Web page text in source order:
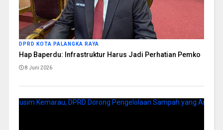
DPRD KOTA PALANGKA RAYA
Hap Baperdu: Infrastruktur Harus Jadi Perhatian Pemko
8 Juni 2026